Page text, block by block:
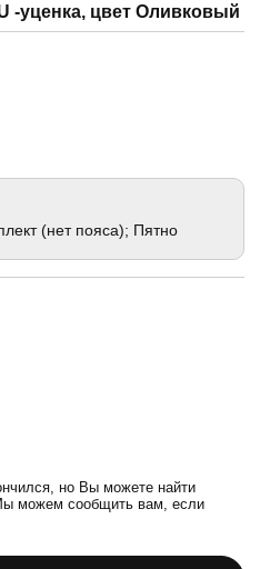
-уценка, цвет Оливковый
(нет пояса); Пятно
но Вы можете найти
можем сообщить вам, если